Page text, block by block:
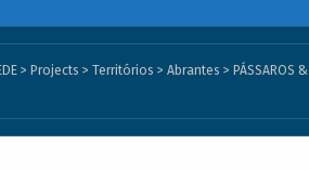
> Projects >Territórios >Abrantes > PÁSSAROS &